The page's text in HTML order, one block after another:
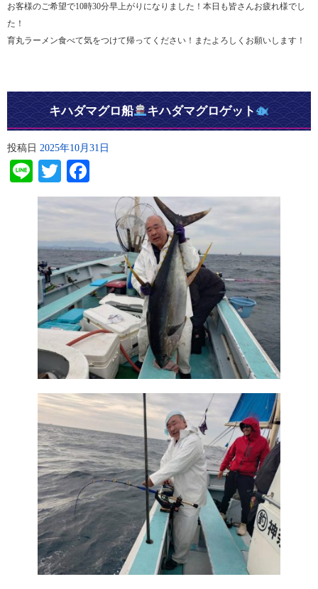
お客様のご希望で10時30分早上がりになりました！本日も皆さんお疲れ様でし
た！
育丸ラーメン食べて気をつけて帰ってください！またよろしくお願いします！
キハダマグロ船 キハダマグロゲット
投稿日 2025年10月31日
LineTwitter